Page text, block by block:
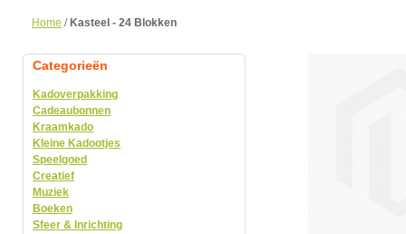
Home / Kasteel - 24 Blokken
Categorieën
Kadoverpakking
Cadeaubonnen
Kraamkado
Kleine Kadootjes
Speelgoed
Creatief
Muziek
Boeken
Sfeer & Inrichting